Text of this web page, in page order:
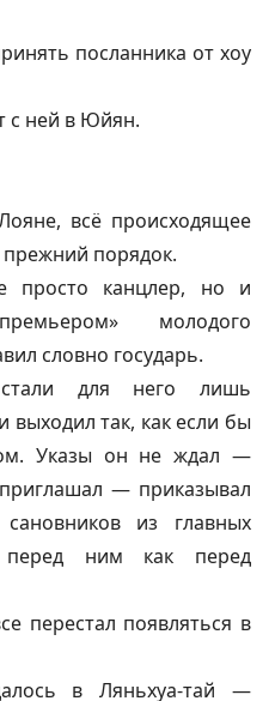
посланника от хоу
с ней в Юйян.
всё происходящее
порядок.
просто канцлер, но и
молодого
словно государь.
для него лишь
выходил так, как если бы
Указы он не ждал —
— приказывал
из главных
перед ним как перед
перестал появляться в
в Ляньхуа-тай —